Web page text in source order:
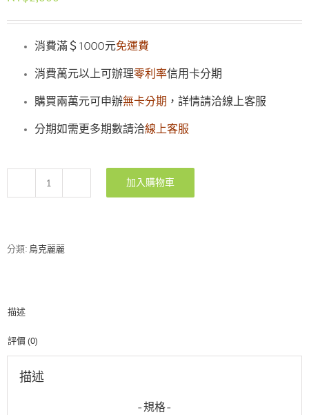
消費滿＄1000元免運費
消費萬元以上可辦理零利率信用卡分期
購買兩萬元可申辦無卡分期 ，詳情請洽線上客服
分期如需更多期數請洽線上客服
Pukanala
克
數
加入購物車
分類: 烏克麗麗
描述
評價 (0)
描述
-規格-